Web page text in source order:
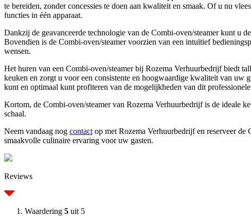
te bereiden, zonder concessies te doen aan kwaliteit en smaak. Of u nu
functies in één apparaat.
Dankzij de geavanceerde technologie van de Combi-oven/steamer kunt u
Bovendien is de Combi-oven/steamer voorzien van een intuïtief
wensen.
Het huren van een Combi-oven/steamer bij Rozema Verhuurbedrijf biedt
keuken en zorgt u voor een consistente en hoogwaardige kwaliteit van uw
kunt en optimaal kunt profiteren van de mogelijkheden van dit
Kortom, de Combi-oven/steamer van Rozema Verhuurbedrijf is de ideale
schaal.
Neem vandaag nog contact op met Rozema Verhuurbedrijf en reserveer de
smaakvolle culinaire ervaring voor uw gasten.
Reviews
Waardering 5 uit 5